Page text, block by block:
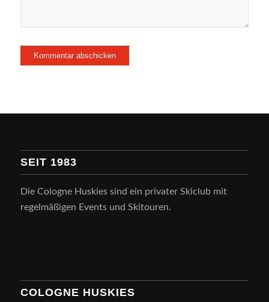
SEIT 1983
Die Cologne Huskies sind ein privater Skiclub mit
regelmäßigen Events und Skitouren.
COLOGNE HUSKIES